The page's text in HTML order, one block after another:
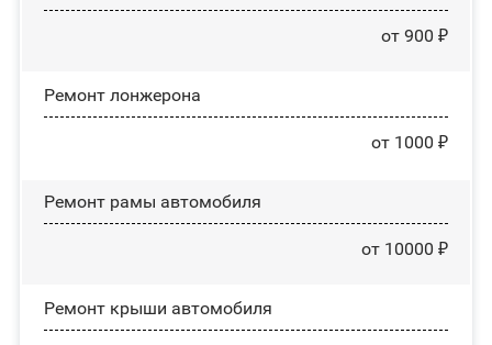
от 900 ₽
Ремонт лонжерона
от 1000 ₽
Ремонт рамы автомобиля
от 10000 ₽
Ремонт крыши автомобиля